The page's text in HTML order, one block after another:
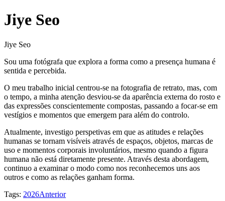
Jiye Seo
Jiye Seo
Sou uma fotógrafa que explora a forma como a presença humana é
sentida e percebida.
O meu trabalho inicial centrou-se na fotografia de retrato, mas, com
o tempo, a minha atenção desviou-se da aparência externa do rosto e
das expressões conscientemente compostas, passando a focar-se em
vestígios e momentos que emergem para além do controlo.
Atualmente, investigo perspetivas em que as atitudes e relações
humanas se tornam visíveis através de espaços, objetos, marcas de
uso e momentos corporais involuntários, mesmo quando a figura
humana não está diretamente presente. Através desta abordagem,
continuo a examinar o modo como nos reconhecemos uns aos
outros e como as relações ganham forma.
Tags: 2026Anterior